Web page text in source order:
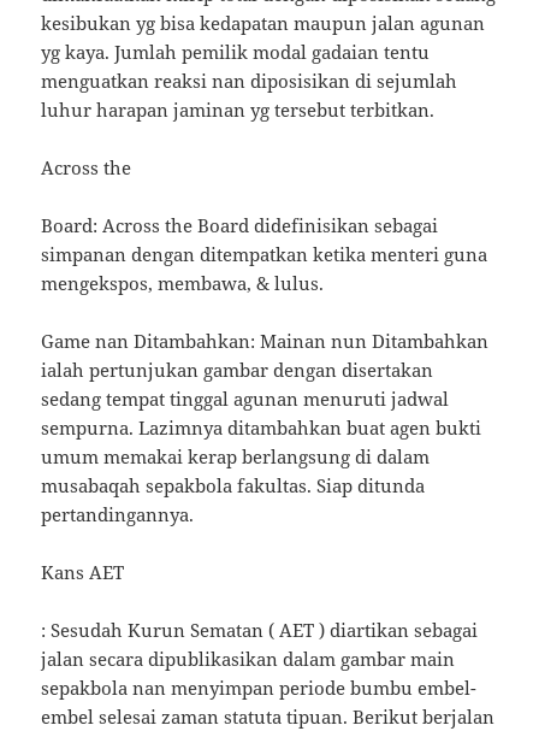
kesibukan yg bisa kedapatan maupun jalan agunan
yg kaya. Jumlah pemilik modal gadaian tentu
menguatkan reaksi nan diposisikan di sejumlah
luhur harapan jaminan yg tersebut terbitkan.
Across the
Board: Across the Board didefinisikan sebagai
simpanan dengan ditempatkan ketika menteri guna
mengekspos, membawa, & lulus.
Game nan Ditambahkan: Mainan nun Ditambahkan
ialah pertunjukan gambar dengan disertakan
sedang tempat tinggal agunan menuruti jadwal
sempurna. Lazimnya ditambahkan buat agen bukti
umum memakai kerap berlangsung di dalam
musabaqah sepakbola fakultas. Siap ditunda
pertandingannya.
Kans AET
: Sesudah Kurun Sematan ( AET ) diartikan sebagai
jalan secara dipublikasikan dalam gambar main
sepakbola nan menyimpan periode bumbu embel-
embel selesai zaman statuta tipuan. Berikut berjalan